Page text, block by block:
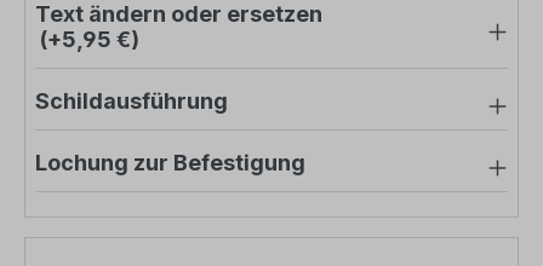
Text ändern oder ersetzen
(+5,95 €)
Schildausführung
Lochung zur Befestigung